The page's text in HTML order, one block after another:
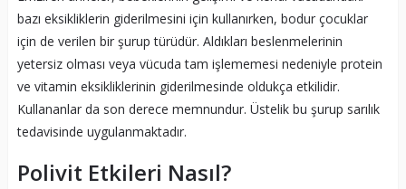
bazı eksikliklerin giderilmesini için kullanırken, bodur çocuklar
için de verilen bir şurup türüdür. Aldıkları beslenmelerinin
yetersiz olması veya vücuda tam işlememesi nedeniyle protein
ve vitamin eksikliklerinin giderilmesinde oldukça etkilidir.
Kullananlar da son derece memnundur. Üstelik bu şurup sarılık
tedavisinde uygulanmaktadır.
Polivit Etkileri Nasıl?